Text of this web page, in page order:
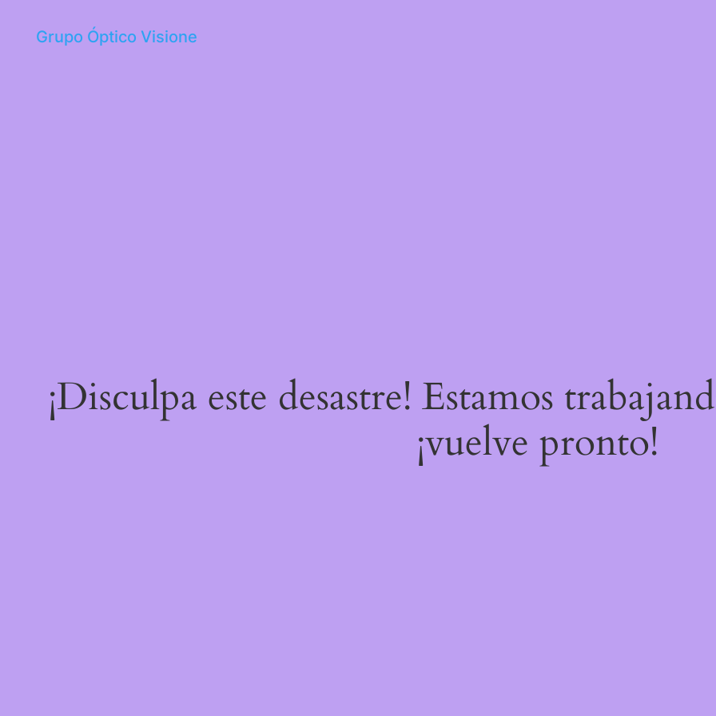
Grupo Óptico Visione
¡Disculpa este desastre! Estamos
¡vuelve pronto!